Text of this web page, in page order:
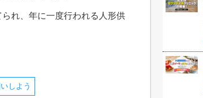
れ、年に一度行われる人形供
しよう